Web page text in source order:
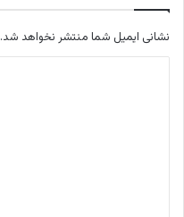
نشانی ایمیل شما منتشر نخواهد شد.